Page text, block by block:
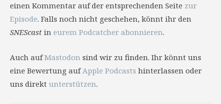
einen Kommentar auf der entsprechenden Seite zur
Episode. Falls noch nicht geschehen, könnt ihr den
SNEScast in eurem Podcatcher abonnieren.
Auch aufMastodon sind wir zu finden. Ihr könnt uns
eine Bewertung aufApple Podcasts hinterlassen oder
uns direkt unterstützen.